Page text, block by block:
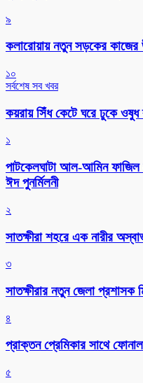
৯
কলারোয়ায় নতুন সড়কের
১০
সর্বশেষ সব খবর
কয়রায় সিঁধ কেটে ঘরে ঢুকে ওষুধ
১
পাটকেলঘাটা আল-আমিন ফাজিল
ঈদ পুনর্মিলনী
২
সাতক্ষীরা শহরে এক নারীর
৩
সাতক্ষীরার নতুন জেলা
৪
প্রাক্তন প্রেমিকার সাথে
৫